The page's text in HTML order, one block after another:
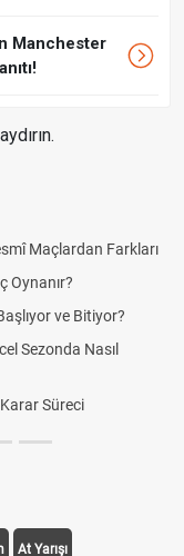
Manchester
AG, OM ve Diğer
Sporda Skor ve Sonuç
Temel Futbol
Kuralı Nedir? Hangi
Ne Zaman Açıklanacak